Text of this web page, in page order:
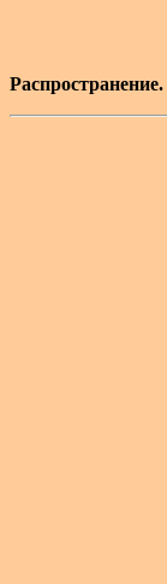
Распространение.